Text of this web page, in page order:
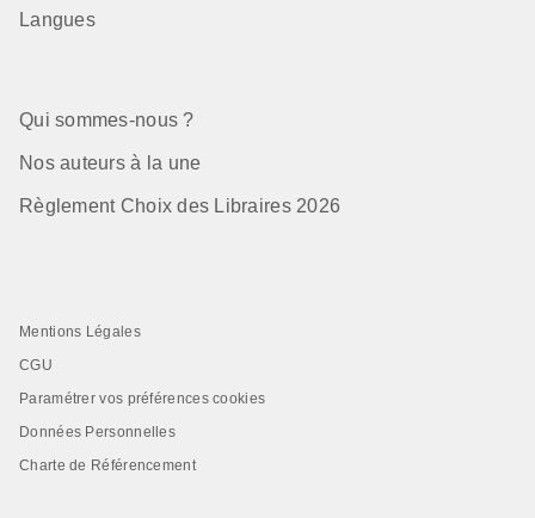
Langues
Qui sommes-nous ?
Nos auteurs à la une
Règlement Choix des Libraires 2026
Mentions Légales
CGU
Paramétrer vos préférences cookies
Données Personnelles
Charte de Référencement